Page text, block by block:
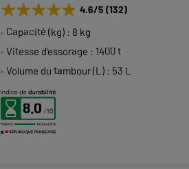
★★★★★
★★★★★ 4.6/5 (132)
Capacité (kg) : 8 kg
Vitesse d'essorage : 1400 t
Volume du tambour (L) : 53 L
8.0